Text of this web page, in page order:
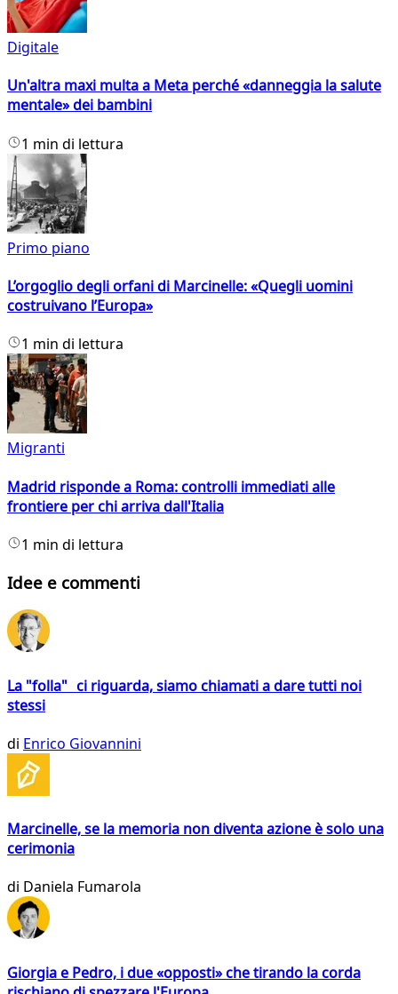
Digitale
Un'altra maxi multa a Meta perché «danneggia la salute
mentale» dei bambini
1 min di lettura
Primo piano
L’orgoglio degli orfani di Marcinelle: «Quegli uomini
costruivano l’Europa»
1 min di lettura
Migranti
Madrid risponde a Roma: controlli immediati alle
frontiere per chi arriva dall'Italia
1 min di lettura
Idee e commenti
La "folla" ci riguarda, siamo chiamati a dare tutti noi
stessi
di Enrico Giovannini
Marcinelle, se la memoria non diventa azione è solo una
cerimonia
di Daniela Fumarola
Giorgia e Pedro, i due «opposti» che tirando la corda